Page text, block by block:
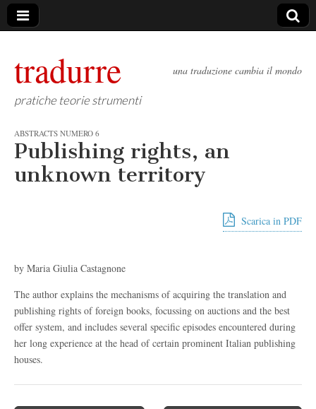
tradurre
pratiche teorie strumenti
una traduzione cambia il mondo
ABSTRACTS NUMERO 6
Publishing rights, an
unknown territory
Scarica in PDF
by Maria Giulia Castagnone
The author explains the mechanisms of acquiring the translation and
publishing rights of foreign books, focussing on auctions and the best
offer system, and includes several specific episodes encountered during
her long experience at the head of certain prominent Italian publishing
houses.